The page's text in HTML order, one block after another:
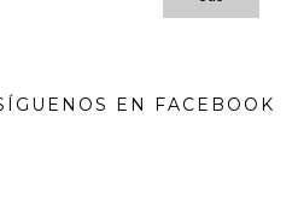
EN FACEBOOK